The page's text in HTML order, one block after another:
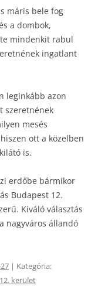
máris bele fog
a dombok,
mindenkit rabul
ingatlant
leginkább azon
szeretnének
mesés
ott a közelben
is.
erdőbe bármikor
Budapest 12.
Kiváló választás
nagyváros állandó
| Kategória:
kerület